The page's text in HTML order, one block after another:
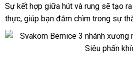
giả
3
nhánh
cây
Bernice
dương
giả
Sự kết hợp giữa hút phản
hồi
và rung thanh
toán
sẽ tạo ra
thựctận
nơi
, giúp bạn đắm chìm trong sự